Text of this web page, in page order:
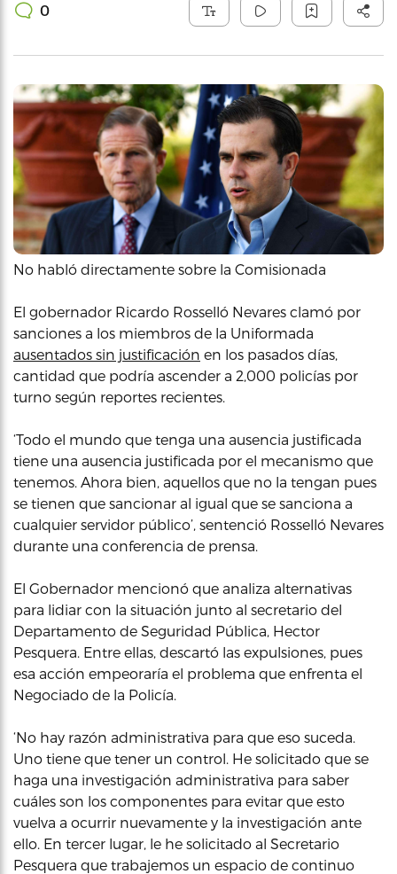
0
No habló directamente sobre la Comisionada
El gobernador Ricardo Rosselló Nevares clamó por
sanciones a los miembros de la Uniformada
ausentados sin justificación en los pasados días,
cantidad que podría ascender a 2,000 policías por
turno según reportes recientes.
‘Todo el mundo que tenga una ausencia justificada
tiene una ausencia justificada por el mecanismo que
tenemos. Ahora bien, aquellos que no la tengan pues
se tienen que sancionar al igual que se sanciona a
cualquier servidor público’, sentenció Rosselló Nevares
durante una conferencia de prensa.
El Gobernador mencionó que analiza alternativas
para lidiar con la situación junto al secretario del
Departamento de Seguridad Pública, Hector
Pesquera. Entre ellas, descartó las expulsiones, pues
esa acción empeoraría el problema que enfrenta el
Negociado de la Policía.
‘No hay razón administrativa para que eso suceda.
Uno tiene que tener un control. He solicitado que se
haga una investigación administrativa para saber
cuáles son los componentes para evitar que esto
vuelva a ocurrir nuevamente y la investigación ante
ello. En tercer lugar, le he solicitado al Secretario
Pesquera que trabajemos un espacio de continuo